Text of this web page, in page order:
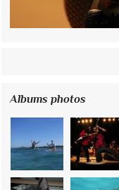
Albums photos